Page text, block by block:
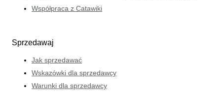
Współpraca z Catawiki
Sprzedawaj
Jak sprzedawać
Wskazówki dla sprzedawcy
Warunki dla sprzedawcy